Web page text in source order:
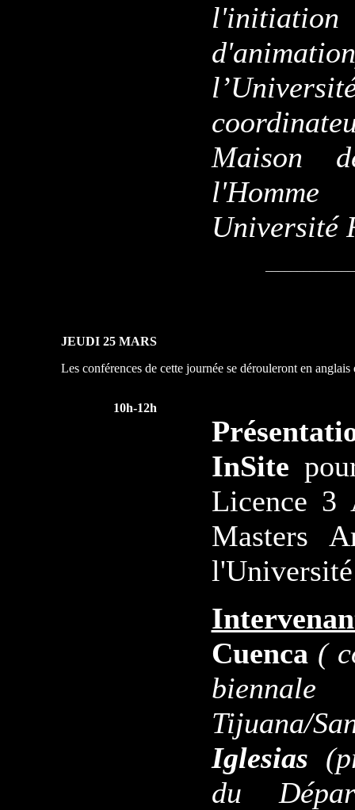
Maison
Université
JEUDI 25 MARS
Les conférences de cette journée se dérouleront en
10h-12h
InSite
Licence 3
Masters
l'Université
Cuenca (
Tijuana/
Iglesias
du